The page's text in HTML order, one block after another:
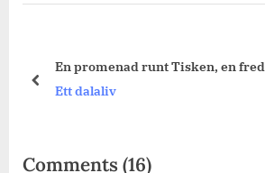
Falu koppargruva & Carl
Ett dalaliv
prev
Comments(16)on